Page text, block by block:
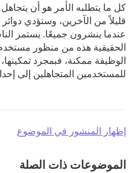
كل ما يتطلبه الأمر هو أن
قليلاً من الآخرين، وستؤدي
عندما ينشرون جميعًا. يستمر
الحقيقية هذه من منظور
الوظيفة ممكنة، فبمجرد
للمستخدمين المتجاهلين إلى
إظهار المنشور في الموضوع
الموضوعات ذات الصلة